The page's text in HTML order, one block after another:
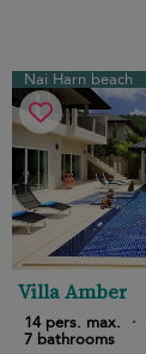
Nai Harn beach
Villa Amber
14 pers. max.
·
7 bathrooms